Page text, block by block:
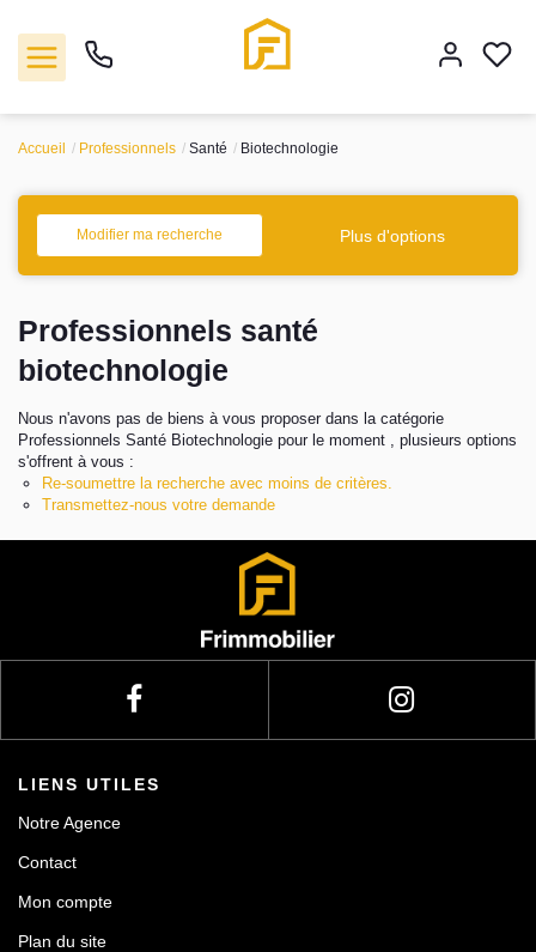
Vente
Location
Biens vendus
Estimation
Contact
Accueil Professionnels Santé Biotechnologie
Modifier ma recherche Plus d'options
Professionnels santé
biotechnologie
Nous n'avons pas de biens à vous proposer dans la catégorie
Professionnels Santé Biotechnologie pour le moment , plusieurs options
s'offrent à vous :
Re-soumettre la recherche avec moins de critères.
Transmettez-nous votre demande
LIENS UTILES
Notre Agence
Contact
Mon compte
Plan du site